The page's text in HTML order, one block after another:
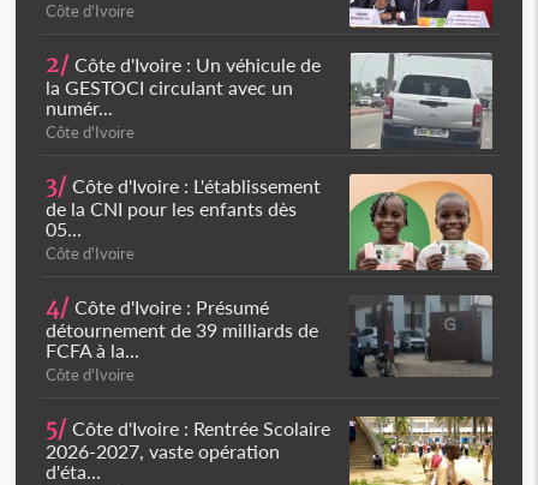
Côte d'Ivoire
2/ Côte d'Ivoire : Un véhicule de
la GESTOCI circulant avec un
numér...
Côte d'Ivoire
3/ Côte d'Ivoire : L'établissement
de la CNI pour les enfants dès
05...
Côte d'Ivoire
4/ Côte d'Ivoire : Présumé
détournement de 39 milliards de
FCFA à la...
Côte d'Ivoire
5/ Côte d'Ivoire : Rentrée Scolaire
2026-2027, vaste opération
d'éta...